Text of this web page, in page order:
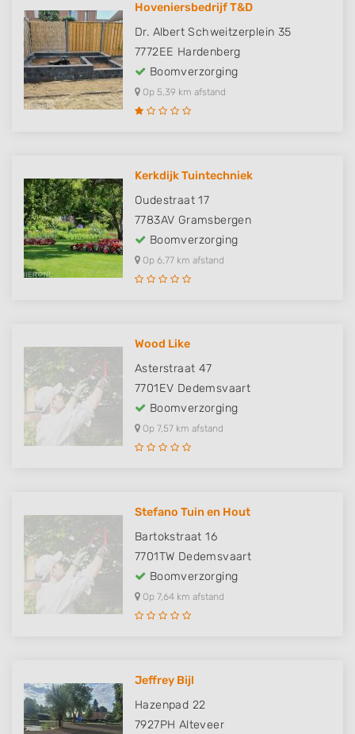
Hoveniersbedrijf T&D
Dr. Albert Schweitzerplein 35
7772EE Hardenberg
Boomverzorging
Op 5,39 km afstand
Kerkdijk Tuintechniek
Oudestraat 17
7783AV Gramsbergen
Boomverzorging
Op 6,77 km afstand
Wood Like
Asterstraat 47
7701EV Dedemsvaart
Boomverzorging
Op 7,57 km afstand
Stefano Tuin en Hout
Bartokstraat 16
7701TW Dedemsvaart
Boomverzorging
Op 7,64 km afstand
Jeffrey Bijl
Hazenpad 22
7927PH Alteveer